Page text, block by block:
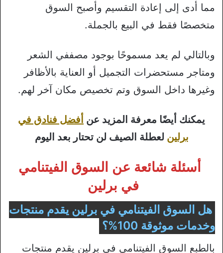
مما أدى إلى إعادة التقسيم وأصبح السوق
متخصصًا فقط في البيع بالجملة.
وبالتالي لم يعد مسموحًا بوجود مصففي الشعر
ومتاجر مستحضرات التجميل أو العناية بالأظافر
وغيرها داخل السوق وتم تخصيص مكان آخر لهم.
يمكنك أيضًا معرفة المزيد عن أفضل فنادق في
برلين لعطلة الصيف لن تحتار بعد اليوم
أسئلة شائعة عن السوق الفيتنامي
في برلين
هل السوق الفيتنامي في برلين يقدم منتجات
وخدمات موثوقة 100%؟
بالطبع السوق الفيتنامي في برلين يقدم منتجات